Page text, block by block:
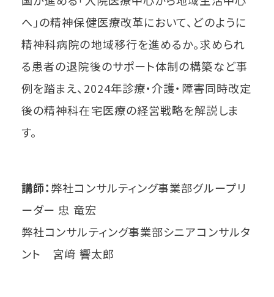
へ」の精神保健医療改革において、どのように
精神科病院の地域移行を進めるか。求められ
る患者の退院後のサポート体制の構築など事
例を踏まえ、2024年診療・介護・障害同時改定
後の精神科在宅医療の経営戦略を解説しま
す。
講師：弊社コンサルティング事業部グループリ
ーダー 忠 竜宏
弊社コンサルティング事業部シニアコンサルタ
ント 宮﨑 響太郎